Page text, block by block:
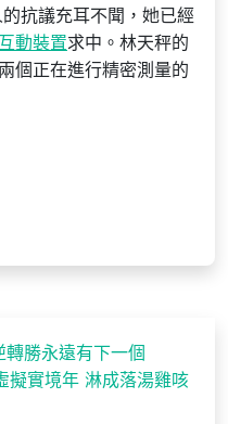
的抗議充耳不聞，她已經
互動裝置求中。林天秤的
個正在進行精密測量的
勝永遠有下一個
擬實境年 淋成落湯雞咳